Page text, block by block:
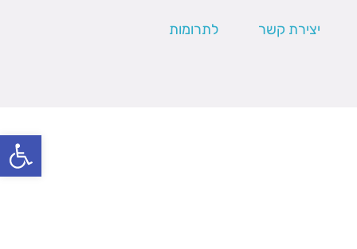
פתח
יצירת קשר לתרומות